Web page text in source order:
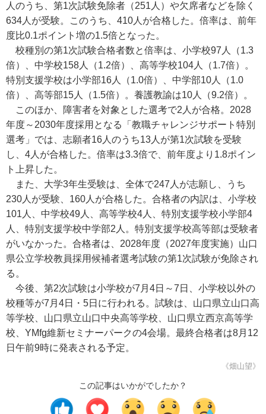
人のうち、第1次試験免除者（251人）や欠席者などを除く
634人が受験。このうち、410人が合格した。倍率は、前年
度比0.1ポイント増の1.5倍となった。
校種別の第1次試験合格者数と倍率は、小学校97人（1.3
倍）、中学校158人（1.2倍）、高等学校104人（1.7倍）。
特別支援学校は小学部16人（1.0倍）、中学部10人（1.0
倍）、高等部15人（1.5倍）。養護教諭は10人（9.2倍）。
このほか、障害者を対象とした選考で2人が合格。2028
年度～2030年度採用となる「教職チャレンジサポート特別
選考」では、志願者16人のうち13人が第1次試験を受験
し、4人が合格した。倍率は3.3倍で、前年度より1.8ポイン
ト上昇した。
また、大学3年生受験は、全体で247人が志願し、うち
230人が受験、160人が合格した。合格者の内訳は、小学校
101人、中学校49人、高等学校4人、特別支援学校小学部4
人、特別支援学校中学部2人。特別支援学校高等部は受験者
がいなかった。合格者は、2028年度（2027年度実施）山口
県公立学校教員採用候補者選考試験の第1次試験が免除され
る。
今後、第2次試験は小学校が7月4日～7日、小学校以外の
校種等が7月4日・5日に行われる。試験は、山口県立山口高
等学校、山口県立山口中央高等学校、山口県立西京高等学
校、YMfg維新セミナーパークの4会場。最終合格者は8月12
日午前9時に発表される予定。
《畑山望》
この記事はいかがでしたか？